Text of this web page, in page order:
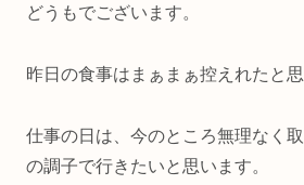
どうもでございます。
昨日の食事はまぁまぁ控えれたと思
仕事の日は、今のところ無理なく
の調子で行きたいと思います。